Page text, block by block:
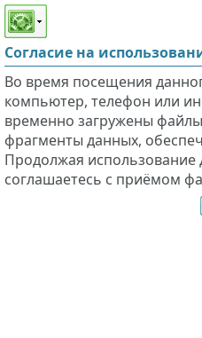
Этот сайт поддерживает
слабовидящих
Согласие на
Во время посещения
компьютер, телефон или
временно загружены
фрагменты данных,
Продолжая использование
соглашаетесь с приёмом